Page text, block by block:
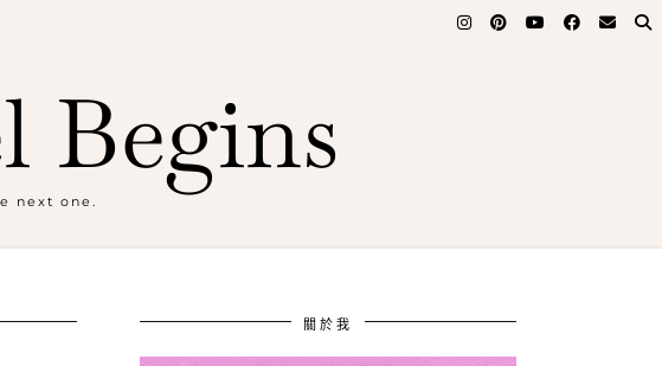
Begins
next one.
關於我